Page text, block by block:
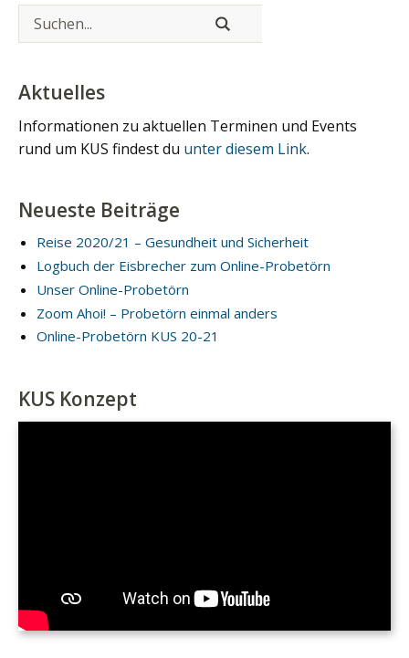
Aktuelles
Informationen zu aktuellen Terminen und Events
rund um KUS findest du unter diesem Link.
Neueste Beiträge
Reise 2020/21 – Gesundheit und Sicherheit
Logbuch der Eisbrecher zum Online-Probetörn
Unser Online-Probetörn
Zoom Ahoi! – Probetörn einmal anders
Online-Probetörn KUS 20-21
KUS Konzept